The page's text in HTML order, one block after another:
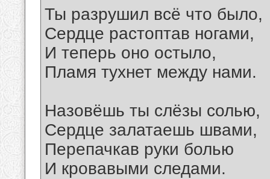
Ты разрушил всё что было,
Сердце растоптав ногами,
И теперь оно остыло,
Пламя тухнет между нами.
Назовёшь ты слёзы солью,
Сердце залатаешь швами,
Перепачкав руки болью
И кровавыми следами.